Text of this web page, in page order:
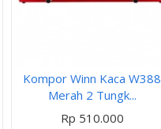
Kompor Winn Kaca W388
Merah 2 Tungk...
Rp 510.000